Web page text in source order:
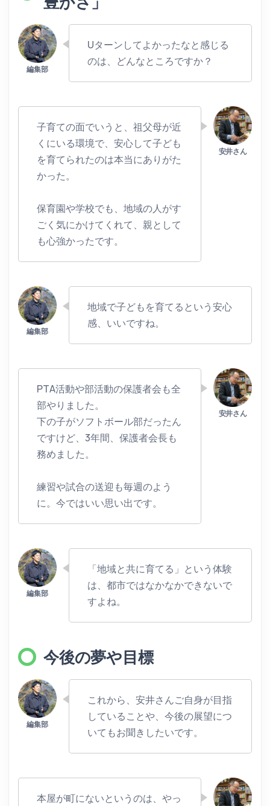
Uターンしてよかったなと感じる
のは、どんなところですか？
子育ての面でいうと、祖父母が近
くにいる環境で、安心して子ども
を育てられたのは本当にありがた
かった。
保育園や学校でも、地域の人がす
ごく気にかけてくれて、親として
も心強かったです。
地域で子どもを育てるという安心
感、いいですね。
PTA活動や部活動の保護者会も全
部やりました。
下の子がソフトボール部だったん
ですけど、3年間、保護者会長も
務めました。
練習や試合の送迎も毎週のよう
に。今ではいい思い出です。
「地域と共に育てる」という体験
は、都市ではなかなかできないで
すよね。
今後の夢や目標
これから、安井さんご自身が目指
していることや、今後の展望につ
いてもお聞きしたいです。
本屋が町にないというのは、やっ